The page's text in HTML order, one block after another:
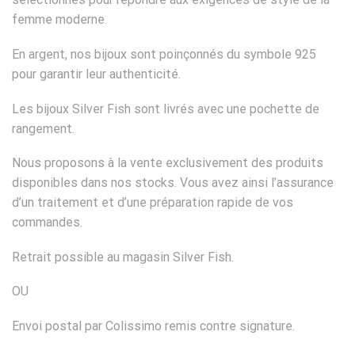
femme moderne.
En argent, nos bijoux sont poinçonnés du symbole 925
pour garantir leur authenticité.
Les bijoux Silver Fish sont livrés avec une pochette de
rangement.
Nous proposons à la vente exclusivement des produits
disponibles dans nos stocks. Vous avez ainsi l’assurance
d’un traitement et d’une préparation rapide de vos
commandes.
Retrait possible au magasin Silver Fish.
OU
Envoi postal par Colissimo remis contre signature.